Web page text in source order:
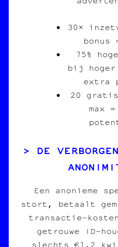
30×
bonus
75%
bij hoger
extra
20
max
DE
Een anonieme
stort, betaalt
getrouwe
slechts €1,2